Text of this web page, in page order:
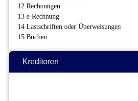
12 Rechnungen
13 e-Rechnung
14 Lastschriften oder Überweisungen
15 Buchen
Kreditoren